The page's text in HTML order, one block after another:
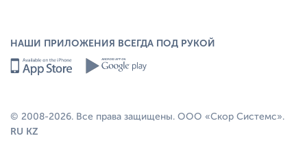
НАШИ ПРИЛОЖЕНИЯ ВСЕГДА ПОД РУКОЙ
© 2008-2026. Все права защищены. ООО «Скор Системс».
RU KZ